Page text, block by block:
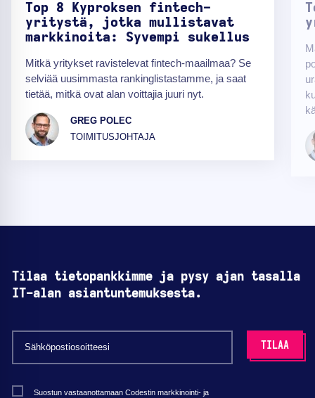
Top 8 Kyproksen fintech-
yritystä, jotka mullistavat
markkinoita: Syvempi sukellus
Mitkä yritykset ravistelevat fintech-maailmaa? Se
selviää uusimmasta rankinglistastamme, ja saat
tietää, mitkä ovat alan voittajia juuri nyt.
GREG POLEC
TOIMITUSJOHTAJA
Tilaa tietopankkimme ja pysy ajan tasalla
IT-alan asiantuntemuksesta.
Suostun vastaanottamaan Codestin markkinointi- ja